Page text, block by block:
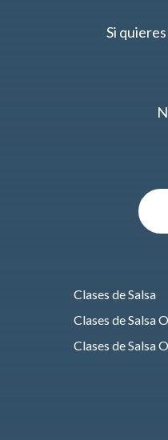
Si
Clases de Salsa
Clases de Salsa
Clases de Salsa